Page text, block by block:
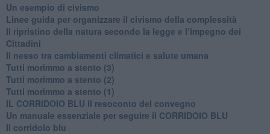
​Un esempio di civismo
​Linee guida per organizzare il civismo della complessità
​Il ripristino della natura secondo la legge e l’impegno dei
Cittadini
Il nesso tra cambiamenti climatici e salute umana
Tutti morimmo a stento (3)
Tutti morimmo a stento (2)
​Tutti morimmo a stento (1)
IL CORRIDOIO BLU il resoconto del convegno
Un manuale essenziale per seguire il CORRIDOIO BLU
Il corridoio blu